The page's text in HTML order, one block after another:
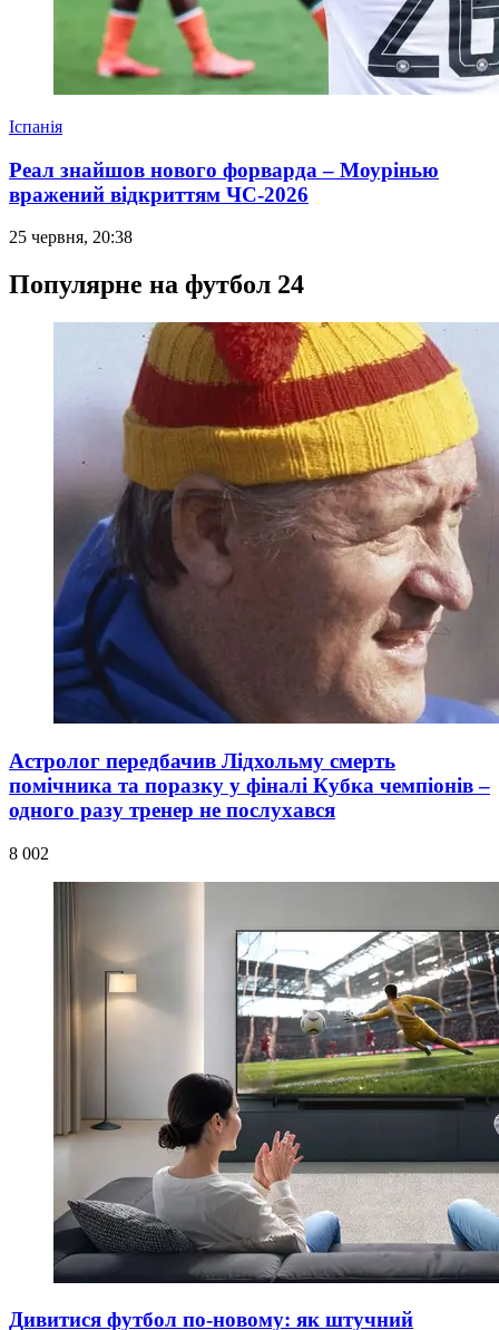
Іспанія
Реал знайшов нового форварда – Моурінью
вражений відкриттям ЧС-2026
25 червня, 20:38
Популярне на футбол 24
Астролог передбачив Лідхольму смерть
помічника та поразку у фіналі Кубка чемпіонів –
одного разу тренер не послухався
8 002
Дивитися футбол по-новому: як штучний